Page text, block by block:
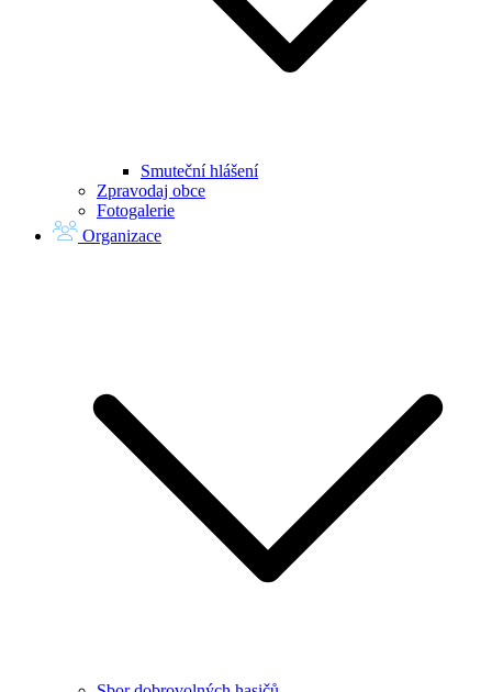
Smuteční hlášení
Zpravodaj obce
Fotogalerie
Organizace